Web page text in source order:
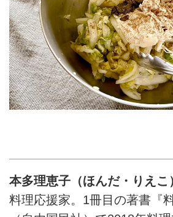
本多理恵子（ほんだ・りえこ
料理応援家。1冊目の著書『